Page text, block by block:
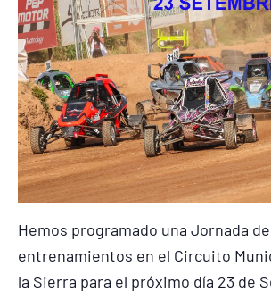
Hemos programado una Jornada de
entrenamientos en el Circuito
la Sierra para el próximo día 23 de